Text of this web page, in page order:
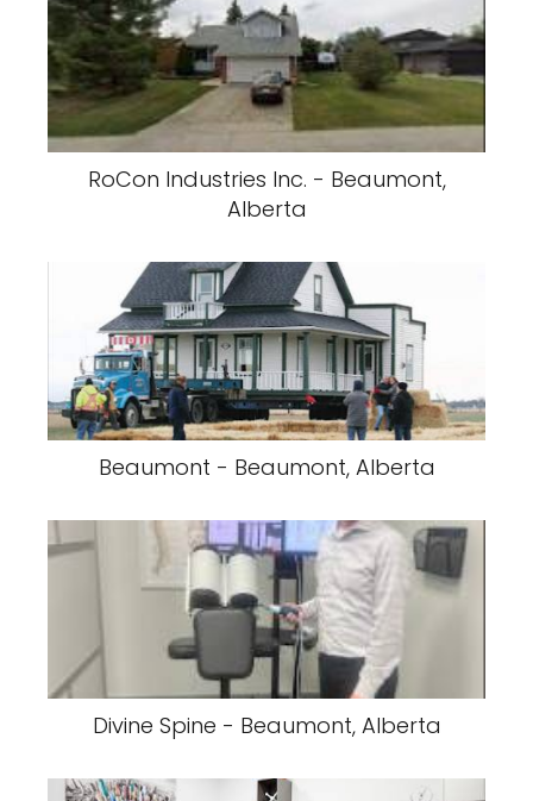
RoCon Industries Inc. - Beaumont,
Alberta
Beaumont - Beaumont, Alberta
Divine Spine - Beaumont, Alberta